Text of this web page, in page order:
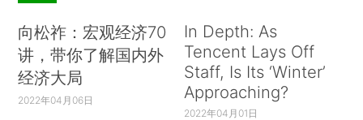
向松祚：宏观经济70
讲，带你了解国内外
经济大局
2022年04月06日
In Depth: As
Tencent Lays Off
Staff, Is Its ‘Winter’
Approaching?
2022年04月01日